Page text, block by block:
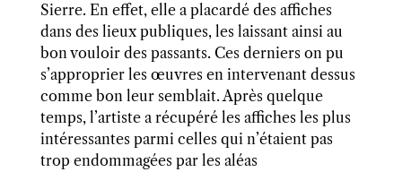
Sierre. En effet, elle a placardé des affiches
dans des lieux publiques, les laissant ainsi au
bon vouloir des passants. Ces derniers on pu
s’approprier les œuvres en intervenantdessus
comme bon leur semblait. Après quelque
temps, l’artiste a récupéré les affiches les plus
intéressantes parmi celles qui n’étaientpas
trop endommagées par les aléas